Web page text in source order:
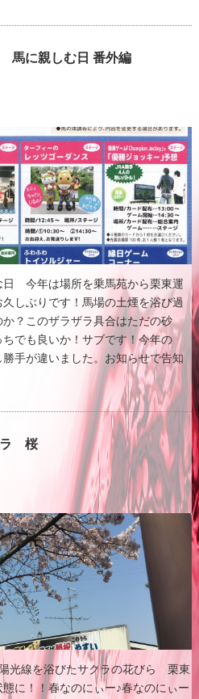
馬に親しむ日 番外編
今年は場所を乗馬苑から栗東運
しぶりです！馬場の土煙を浴び過
？このザラザラ具合はただの砂
でも良いか！サブです！今年の
手が違いました。お知らせで告知
ラ 桜
線を浴びたサクラの花びら 栗東
に！！春なのにぃー♪春なのにぃー